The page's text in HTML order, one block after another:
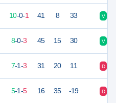
10-0-1 41 8 33 V
8-0-3 45 15 30 V
7-1-3 31 20 11 D
5-1-5 16 35 -19 D